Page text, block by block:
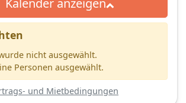
Kalender anzeigen
nicht ausgewählt.
Personen ausgewählt.
und Mietbedingungen